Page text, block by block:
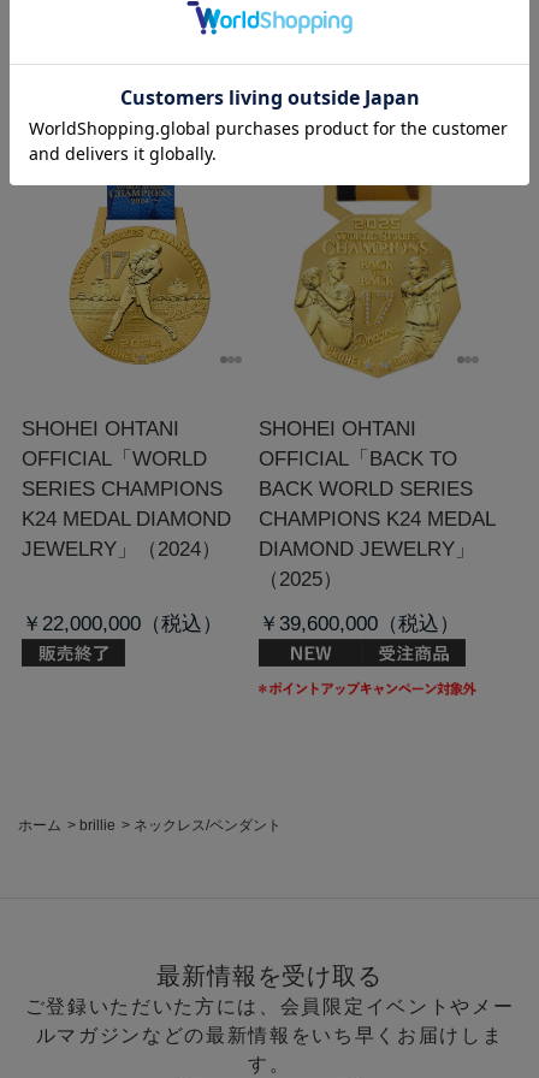
￥3,300,000
SHOHEI OHTANI
OFFICIAL「WORLD
SERIES CHAMPIONS
K24 MEDAL DIAMOND
JEWELRY」（2024）
￥22,000,000
SHOHEI OHTANI
OFFICIAL「BACK TO
BACK WORLD SERIES
CHAMPIONS K24 MEDAL
DIAMOND JEWELRY」
（2025）
￥39,600,000
ホーム > brillie > ネックレス/ペンダント
最新情報を受け取る
ご登録いただいた方には、会員限定イベントやメー
ルマガジンなどの最新情報をいち早くお届けしま
す。